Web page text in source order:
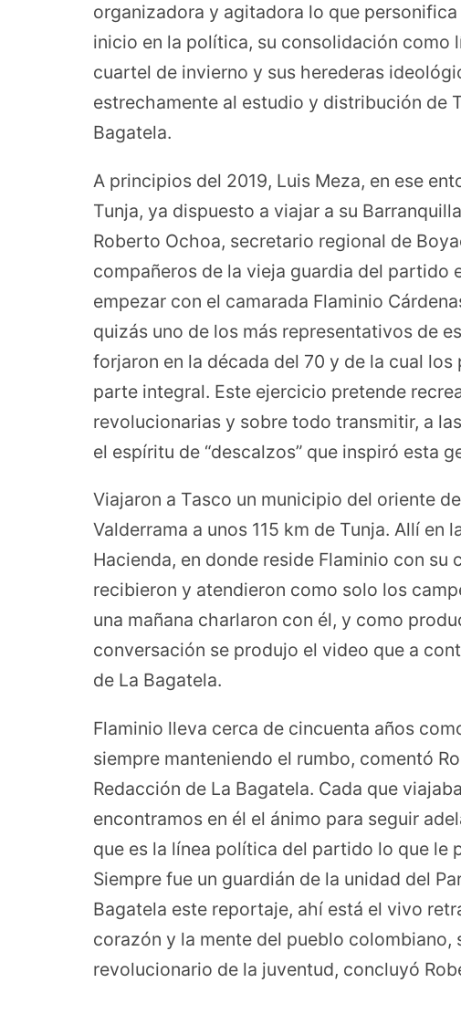
organizadora y agitadora lo que
inicio en la política, su consolidación como
cuartel de invierno y sus herederas
estrechamente al estudio y distribución de
Bagatela.
A principios del 2019, Luis Meza, en ese
Tunja, ya dispuesto a viajar a su
Roberto Ochoa, secretario regional de
compañeros de la vieja guardia del partido
empezar con el camarada Flaminio
quizás uno de los más representativos de
forjaron en la década del 70 y de la cual
parte integral. Este ejercicio pretende
revolucionarias y sobre todo transmitir, a
el espíritu de “descalzos” que inspiró esta
Viajaron a Tasco un municipio del oriente
Valderrama a unos 115 km de Tunja. Allí en
Hacienda, en donde reside Flaminio con
recibieron y atendieron como solo los
una mañana charlaron con él, y como
conversación se produjo el video que a
de La Bagatela.
Flaminio lleva cerca de cincuenta años
siempre manteniendo el rumbo, comentó
Redacción de La Bagatela. Cada que
encontramos en él el ánimo para seguir
que es la línea política del partido lo que le
Siempre fue un guardián de la unidad del
Bagatela este reportaje, ahí está el vivo
corazón y la mente del pueblo colombiano,
revolucionario de la juventud, concluyó